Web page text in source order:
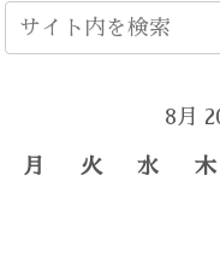
8月
月 火 水 木